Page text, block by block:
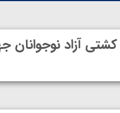
کشتی آزاد